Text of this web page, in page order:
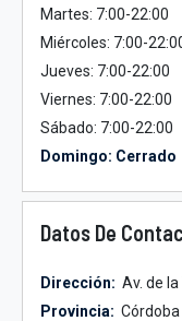
Martes: 7:00-22:00
Miércoles: 7:00-
Jueves: 7:00-22:00
Viernes: 7:00-22:00
Sábado: 7:00-22:00
Domingo: Cerrado
Datos De
Dirección: Av. de
Provincia: Córdoba